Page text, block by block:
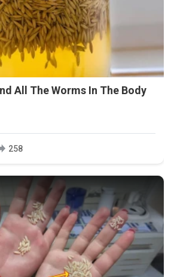
All The Worms In The Body
258